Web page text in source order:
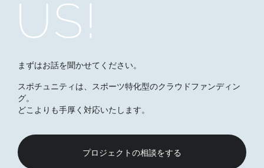
まずはお話を聞かせてください。
スポチュニティは、スポーツ特化型のクラウドファンディン
グ。
どこよりも手厚く対応いたします。
プロジェクトの相談をする